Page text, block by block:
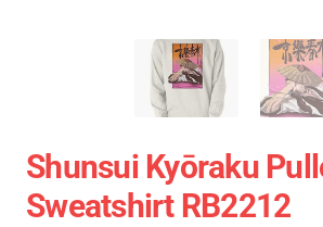
Shunsui Kyōraku
Sweatshirt RB2212